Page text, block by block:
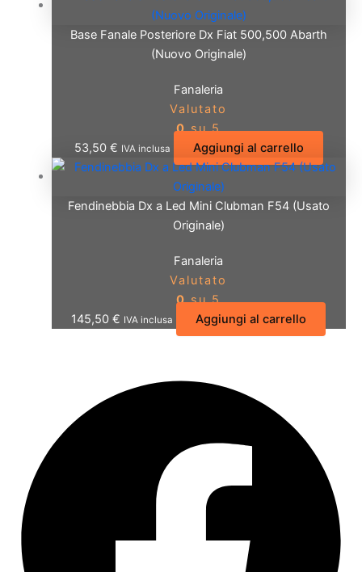
Base Fanale Posteriore Dx Fiat 500,500 Abarth
(Nuovo Originale)
Fanaleria
Valutato
0su 5
53,50 € IVA inclusa Aggiungi al carrello
Fendinebbia Dx a Led Mini Clubman F54 (Usato
Originale)
Fanaleria
Valutato
0su 5
145,50€ IVA inclusa Aggiungi al carrello